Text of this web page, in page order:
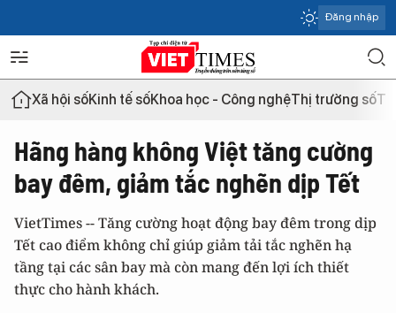
Đăng nhập
Xã hội sốKinh tế sốKhoa học - Công nghệThị trường số
Hãng hàng không Việt tăng cường
bay đêm, giảm tắc nghẽn dịp Tết
VietTimes -- Tăng cường hoạt động bay đêm trong dịp
Tết cao điểm không chỉ giúp giảm tải tắc nghẽn hạ
tầng tại các sân bay mà còn mang đến lợi ích thiết
thực cho hành khách.